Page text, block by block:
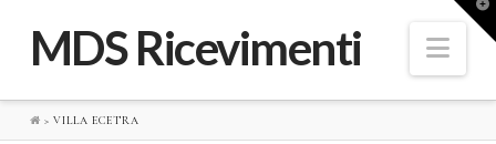
MDS Ricevimenti
> VILLA ECETRA